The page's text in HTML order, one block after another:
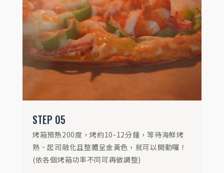
STEP 05
烤箱預熱200度，烤約10-12分鐘，等待海鮮烤
熟、起司融化且整體呈金黃色，就可以開動囉！
(依各個烤箱功率不同可再做調整)